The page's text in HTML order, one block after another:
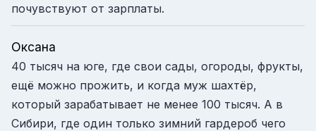
почувствуют от зарплаты.
Оксана
40 тысяч на юге, где свои сады, огороды, фрукты,
ещё можно прожить, и когда муж шахтёр,
который зарабатывает не менее 100 тысяч. А в
Сибири, где один только зимний гардероб чего